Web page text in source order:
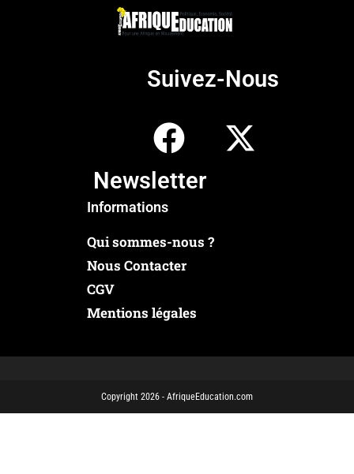
Suivez-Nous
Newsletter
Informations
Qui sommes-nous ?
Nous Contacter
CGV
Mentions légales
Copyright 2026 - AfriqueEducation.com